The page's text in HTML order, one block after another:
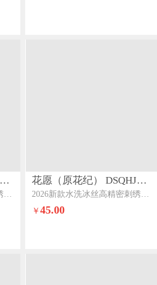
花愿（原花纪） DSQHJ908
2026新款水洗冰丝高精密刺绣夏被四件套-爱彼爱彼-山灰+中灰
花愿（原花纪） DSQHJ908
2026新款水洗冰丝高精密刺绣夏被四件套-爱彼爱彼-奶昔白+天空蓝
￥ 45.00